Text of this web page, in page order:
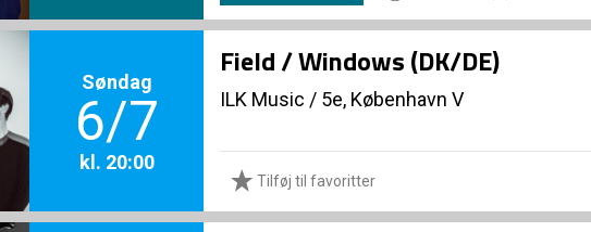
Søndag
6/7
kl. 20:00
Field / Windows (DK/DE)
ILK Music / 5e, København V
Tilføj til favoritter